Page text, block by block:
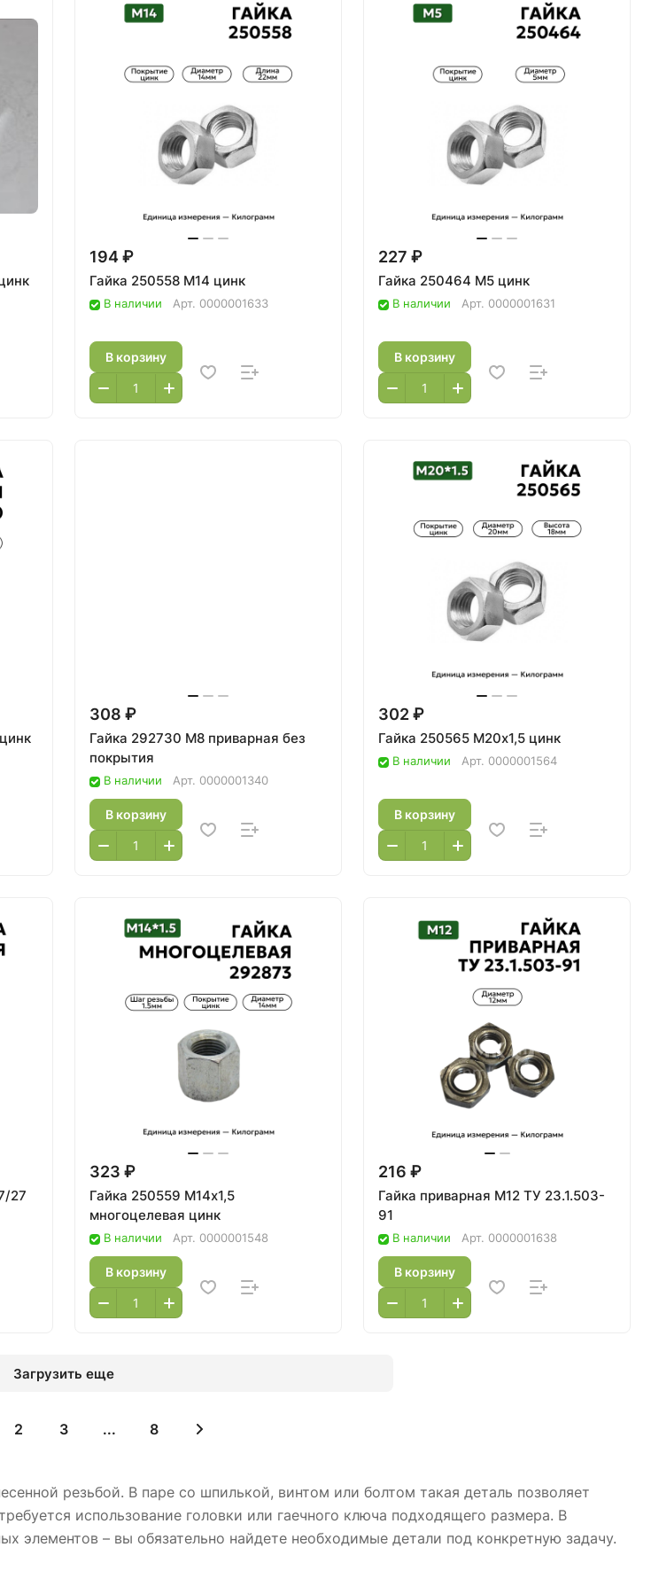
194 ₽
Гайка 250558 М14 цинк
В наличии Арт. 0000001633
В корзину
227 ₽
Гайка 250464 М5 цинк
В наличии Арт. 0000001631
В корзину
308 ₽
Гайка 292730 М8 приварная без
покрытия
В наличии Арт. 0000001340
В корзину
302 ₽
Гайка 250565 М20х1,5 цинк
В наличии Арт. 0000001564
В корзину
27
323 ₽
Гайка 250559 М14х1,5
многоцелевая цинк
В наличии Арт. 0000001548
В корзину
216 ₽
Гайка приварная М12 ТУ 23.1.503-
91
В наличии Арт. 0000001638
В корзину
Загрузить еще
2 3 ... 8
резьбой. В паре со шпилькой, винтом или болтом такая деталь позволяет
использование головки или гаечного ключа подходящего размера. В
элементов – вы обязательно найдете необходимые детали под конкретную задачу.